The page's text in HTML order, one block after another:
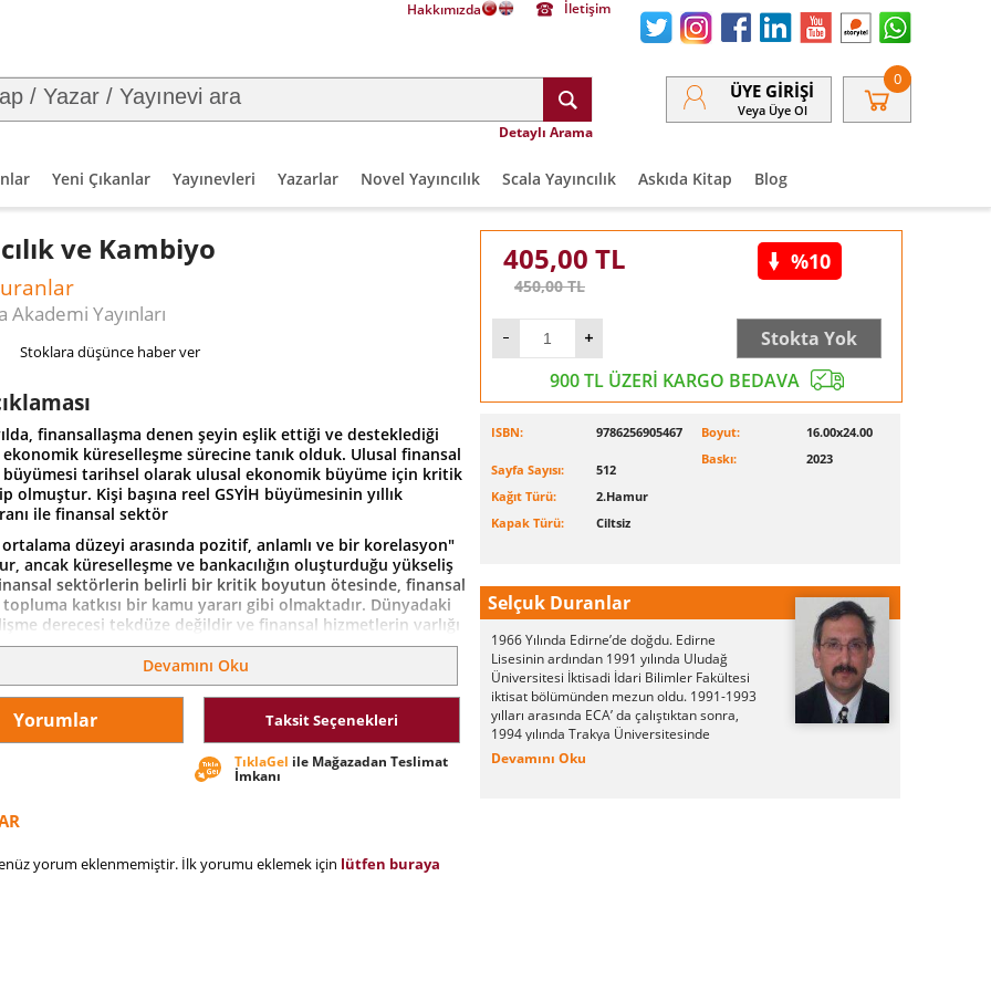
Hakkımızda İletişim
Detaylı Arama
ÜYE GIRIŞI
Veya Üye Ol
0
Yeni Çıkanlar Yayınevleri Yazarlar Novel Yayıncılık Scala Yayıncılık Askıda Kitap Blog
ve Kambiyo
Akademi Yayınları
Stoklara düşünce haber ver
finansallaşma denen şeyin eşlik ettiği ve desteklediği
küreselleşme sürecine tanık olduk. Ulusal finansal
tarihsel olarak ulusal ekonomik büyüme için kritik
olmuştur. Kişi başına reel GSYİH büyümesinin yıllık
ile finansal sektör
düzeyi arasında pozitif, anlamlı ve bir korelasyon"
ancak küreselleşme ve bankacılığın oluşturduğu yükseliş
sektörlerin belirli bir kritik boyutun ötesinde, finansal
katkısı bir kamu yararı gibi olmaktadır. Dünyadaki
derecesi tekdüze değildir ve finansal hizmetlerin varlığı
değişmektedir. Finansal gelişmenin düşük olduğu
yalnızca sınırlı hizmetler sunabilmektedir. Finansal
boyutuna ve verimliliğine odaklanmak gerekir. Bankacılık
büyümesine yadsınamaz bir paya sahiptir. Ülkemizde
sektörü 1999 yılı ve sonrasında hızlı bir seyir izlemiştir.
BDDK kuruluş ve faaliyet izinleri ile bu hızlı sürece yardımcı
ye devir olan bankalardan hisse satışı gerçekleştirmiştir.
Devamını Oku
Yorumlar Taksit Seçenekleri
TıklaGel ile Mağazadan Teslimat
İmkanı
yorum eklenmemiştir. İlk yorumu eklemek için lütfen buraya
405,00 TL
450,00TL
%10
Stokta Yok
900 TL ÜZERİ KARGO BEDAVA
ISBN: 9786256905467
Sayfa Sayısı:
512
Kağıt Türü:
2.Hamur
Kapak Türü:
Ciltsiz
Boyut:
16.00x24.00
Baskı:
2023
Selçuk Duranlar
1966 Yılında Edirne’de doğdu. Edirne
Lisesinin ardından 1991 yılında Uludağ
Üniversitesi İktisadi İdari Bilimler Fakültesi
iktisat bölümünden mezun oldu. 1991-1993
yılları arasında ECA’ da çalıştıktan sonra,
1994 yılında Trakya Üniversitesinde
çalışmaya başladı. 1999 yılından beri Trakya
Devamını Oku